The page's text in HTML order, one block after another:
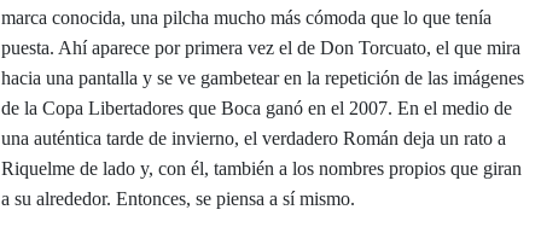
marca conocida, una pilcha mucho más cómoda que lo que tenía
puesta. Ahí aparece por primera vez el de Don Torcuato, el que mira
hacia una pantalla y se ve gambetear en la repetición de las imágenes
de la Copa Libertadores que Boca ganó en el 2007. En el medio de
una auténtica tarde de invierno, el verdadero Román deja un rato a
Riquelme de lado y, con él, también a los nombres propios que giran
a su alrededor. Entonces, se piensa a sí mismo.